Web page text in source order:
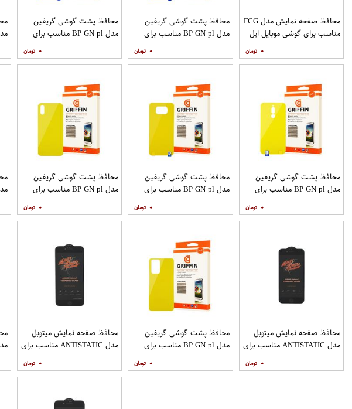
محافظ صفحه نمایش مدل FCG
مناسب برای گوشی موبایل اپل
عددی
۰
محافظ پشت گوشی گریفین
مدل BP GN pl مناسب برای
Galaxy S20 Plus
۰
محافظ پشت گوشی گریفین
مدل BP GN pl مناسب برای
Galaxy S20 Ultra
۰
محافظ پشت گوشی گریفین
مدل BP GN pl مناسب برای
۰
محافظ پشت گوشی گریفین
مدل BP GN pl مناسب برای
۰
محافظ پشت گوشی گریفین
مدل BP GN pl مناسب برای
9A
۰
محافظ صفحه نمایش میتوبل
مدل ANTISTATIC مناسب برای
۰
محافظ پشت گوشی گریفین
مدل BP GN pl مناسب برای
گوشی موبایل شیائومی Redmi
Note 10 Pro
۰
محافظ صفحه نمایش میتوبل
مدل ANTISTATIC مناسب برای
PLUS
۰